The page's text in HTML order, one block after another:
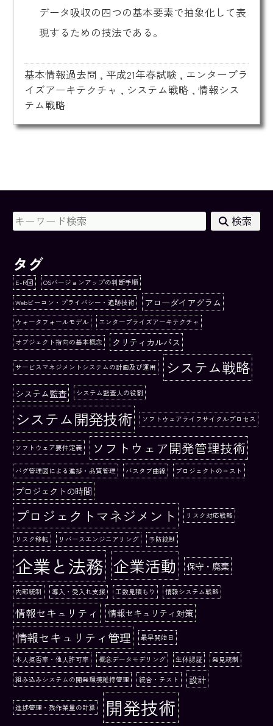
データ吸収の四つの基本要素で抽象化して表
現するための技法である。
基本情報過去問 , 平成21年春試験 , エンタープラ
イズアーキテクチャ , システム戦略 , 情報シス
テム戦略
検索
タグ
E-R図 OSバージョンアップの判断手順
Webビーコン・プライバシー・追跡技術 アローダイアグラム
ウォータフォールモデル エンタープライズアーキテクチャ
オブジェクト指向の基本概念 クリティカルパス
サービスマネジメントシステムの計画及び運用 システム戦略
システム監査 システム監査人の役割
システム開発技術 ソフトウェアライフサイクルプロセス
ソフトウェア要件定義 ソフトウェア開発管理技術
バグ管理図による進捗・品質管理 バスタブ曲線 プロジェクトのコスト
プロジェクトの時間
プロジェクトマネジメント リスク対応戦略
リスク移転 リバースエンジニアリング 予防統制
企業と法務 企業活動 保守・廃棄
内部統制 導入・受入れ支援 工数見積もり 情報システム戦略
情報セキュリティ 情報セキュリティ対策
情報セキュリティ管理 最早開始日
本人拒否率・他人許可率 概念データモデリング 生体認証 発見統制
組み込みシステムの開発環境維持管理 統合・テスト 設計
進捗管理・残作業量の計算 開発技術